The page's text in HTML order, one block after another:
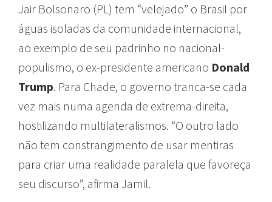
Jair Bolsonaro (PL) tem “velejado” o Brasil por
águas isoladas da comunidade internacional,
ao exemplo de seu padrinho no nacional-
populismo, o ex-presidente americano Donald
Trump. Para Chade, o governo tranca-se cada
vez mais numa agenda de extrema-direita,
hostilizando multilateralismos. “O outro lado
não tem constrangimento de usar mentiras
para criar uma realidade paralela que favoreça
seu discurso”, afirma Jamil.